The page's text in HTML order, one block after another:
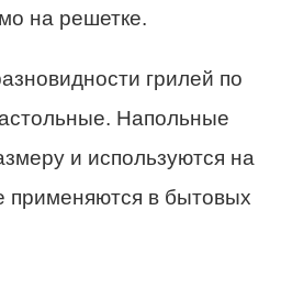
на решетке.
грилей по
Напольные
и используются на
применяются в бытовых